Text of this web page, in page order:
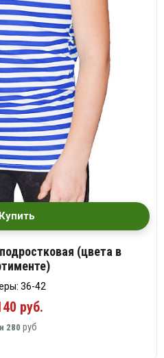
Купить
(цвета в
36-42
руб.
280 руб